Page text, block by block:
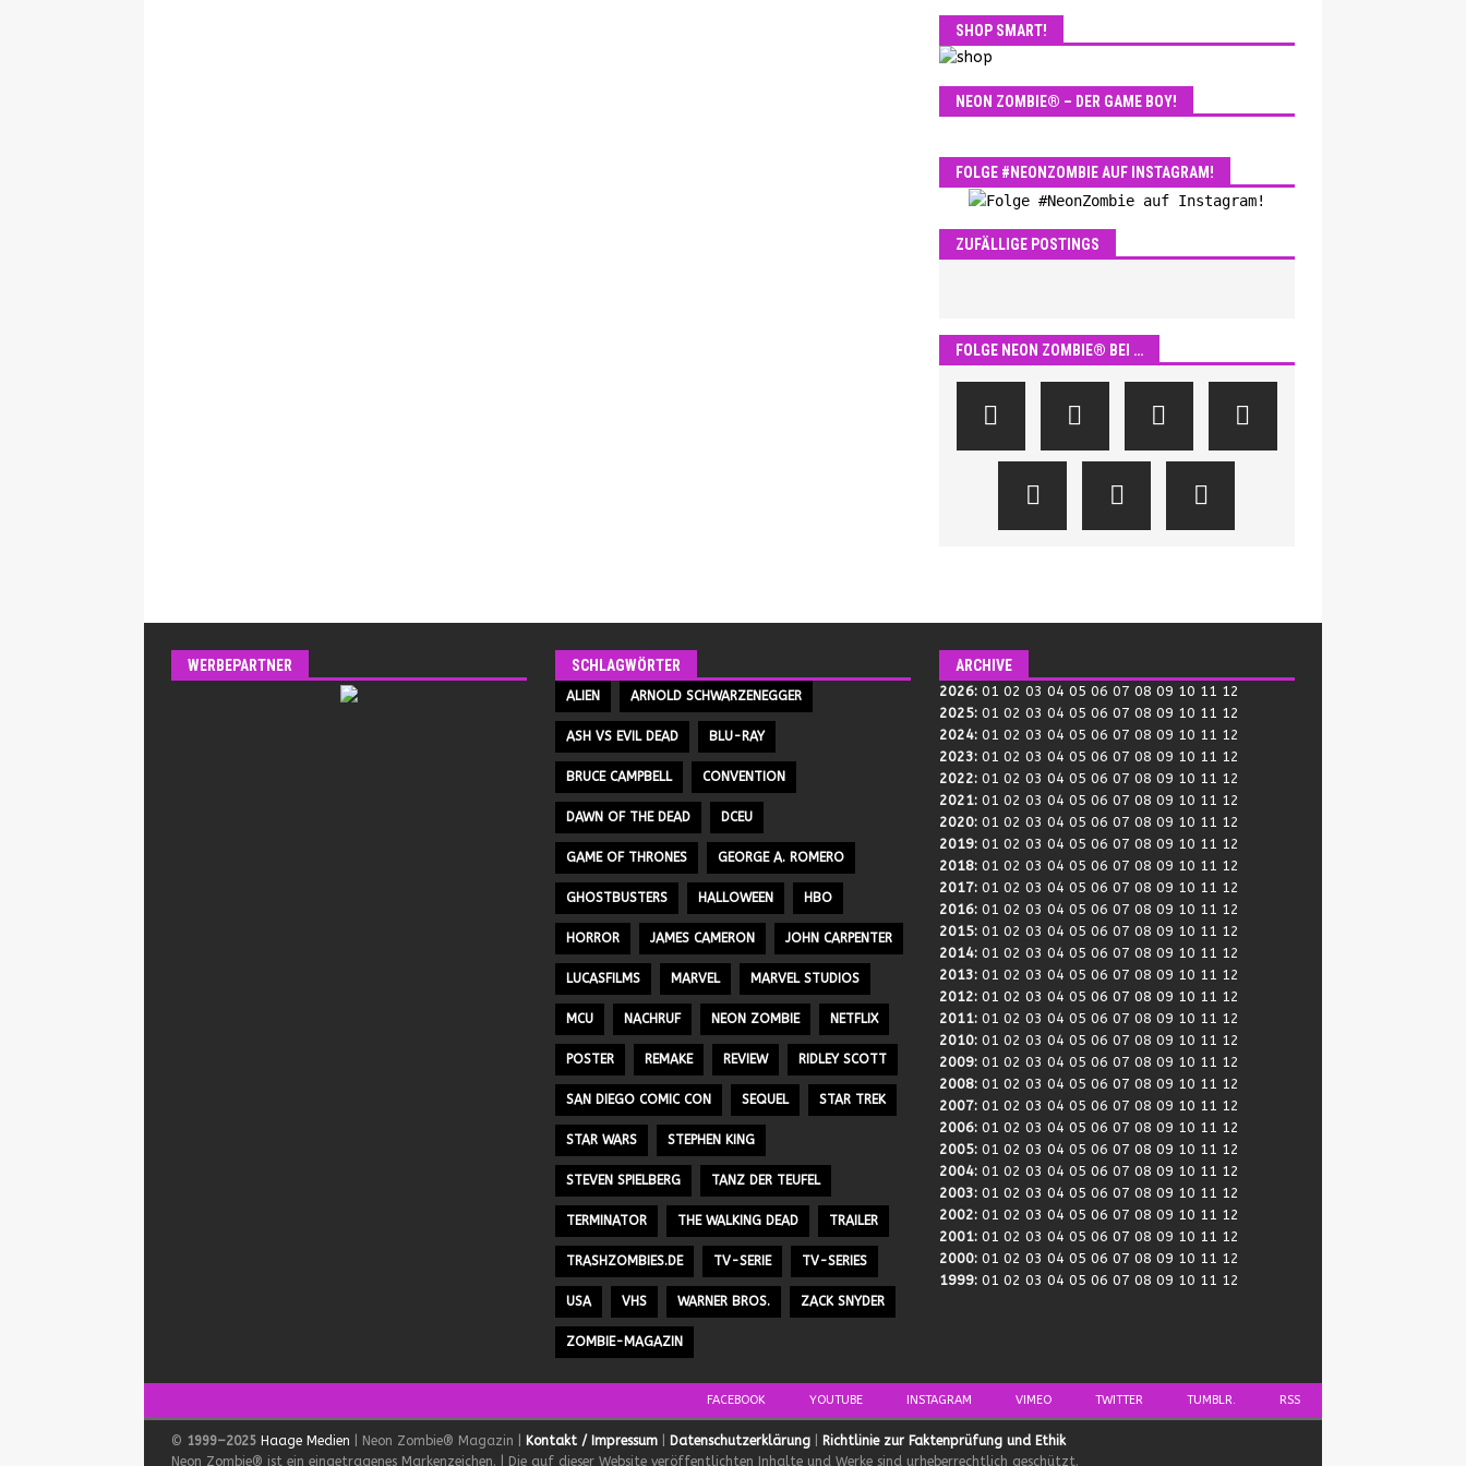
SHOP SMART!
NEON ZOMBIE® – DER GAME BOY!
FOLGE #NEONZOMBIE AUF INSTAGRAM!
ZUFÄLLIGE POSTINGS
FOLGE NEON ZOMBIE® BEI …
WERBEPARTNER SCHLAGWÖRTER
ALIEN ARNOLD SCHWARZENEGGER
ASH VS EVIL DEAD BLU-RAY
BRUCE CAMPBELL CONVENTION
DAWN OF THE DEAD DCEU
GAME OF THRONES GEORGE A. ROMERO
GHOSTBUSTERS HALLOWEEN HBO
HORROR JAMES CAMERON JOHN CARPENTER
LUCASFILMS MARVEL MARVEL STUDIOS
MCU NACHRUF NEON ZOMBIE NETFLIX
POSTER REMAKE REVIEW RIDLEY SCOTT
SAN DIEGO COMIC CON SEQUEL STAR TREK
STAR WARS STEPHEN KING
STEVEN SPIELBERG TANZ DER TEUFEL
TERMINATOR THE WALKING DEAD TRAILER
TRASHZOMBIES.DE TV-SERIE TV-SERIES
USA VHS WARNER BROS. ZACK SNYDER
ZOMBIE-MAGAZIN
ARCHIVE
2026: 01 02 03 04 05 06 07 08 09 10 11 12
2025: 01 02 03 04 05 06 07 08 09 10 11 12
2024: 01 02 03 04 05 06 07 08 09 10 11 12
2023: 01 02 03 04 05 06 07 08 09 10 11 12
2022: 01 02 03 04 05 06 07 08 09 10 11 12
2021: 01 02 03 04 05 06 07 08 09 10 11 12
2020: 01 02 03 04 05 06 07 08 09 10 11 12
2019: 01 02 03 04 05 06 07 08 09 10 11 12
2018: 01 02 03 04 05 06 07 08 09 10 11 12
2017: 01 02 03 04 05 06 07 08 09 10 11 12
2016: 01 02 03 04 05 06 07 08 09 10 11 12
2015: 01 02 03 04 05 06 07 08 09 10 11 12
2014: 01 02 03 04 05 06 07 08 09 10 11 12
2013: 01 02 03 04 05 06 07 08 09 10 11 12
2012: 01 02 03 04 05 06 07 08 09 10 11 12
2011: 01 02 03 04 05 06 07 08 09 10 11 12
2010: 01 02 03 04 05 06 07 08 09 10 11 12
2009: 01 02 03 04 05 06 07 08 09 10 11 12
2008: 01 02 03 04 05 06 07 08 09 10 11 12
2007: 01 02 03 04 05 06 07 08 09 10 11 12
2006: 01 02 03 04 05 06 07 08 09 10 11 12
2005: 01 02 03 04 05 06 07 08 09 10 11 12
2004: 01 02 03 04 05 06 07 08 09 10 11 12
2003: 01 02 03 04 05 06 07 08 09 10 11 12
2002: 01 02 03 04 05 06 07 08 09 10 11 12
2001: 01 02 03 04 05 06 07 08 09 10 11 12
2000: 01 02 03 04 05 06 07 08 09 10 11 12
1999: 01 02 03 04 05 06 07 08 09 10 11 12
FACEBOOK YOUTUBE INSTAGRAM VIMEO TWITTER TUMBLR. RSS
© 1999–2025 Haage Medien | Neon Zombie® Magazin | Kontakt / Impressum Datenschutzerklärung
Richtlinie zur Faktenprüfung und Ethik
Neon Zombie® ist ein eingetragenes Markenzeichen. | Die auf dieser Website veröffentlichten Inhalte und Werke sind urheberrechtlich geschützt.